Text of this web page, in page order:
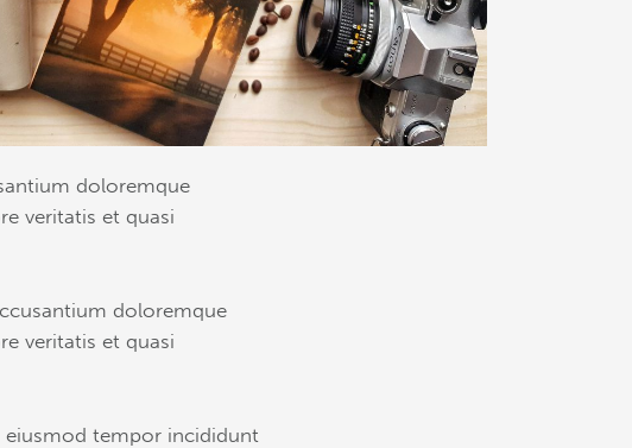
doloremque
veritatis et quasi
doloremque
veritatis et quasi
tempor incididunt